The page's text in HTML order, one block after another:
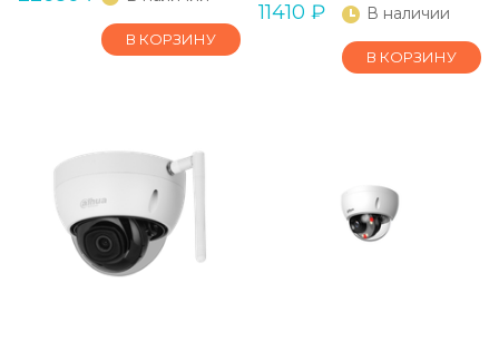
В КОРЗИНУ
11410 ₽ В наличии
В КОРЗИНУ